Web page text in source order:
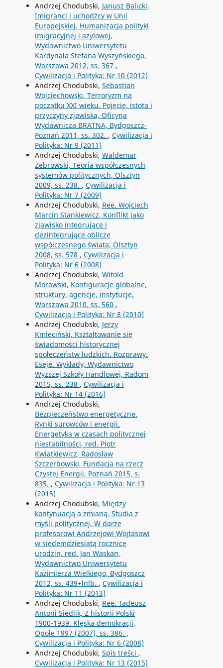
Andrzej Chodubski, Janusz Balicki,
Imigranci i uchodźcy w Unii
Europejskiej. Humanizacja polityki
imigracyjnej i azylowej,
Wydawnictwo Uniwersytetu
Kardynała Stefana Wyszyńskiego,
Warszawa 2012, ss. 367 ,
Cywilizacja i Polityka: Nr 10 (2012)
Andrzej Chodubski, Sebastian
Wojciechowski, Terroryzm na
początku XXI wieku. Pojęcie, istota i
przyczyny zjawiska, Oficyna
Wydawnicza BRATNA, Bydgoszcz-
Poznań 2011, ss. 302. , Cywilizacja i
Polityka: Nr 9 (2011)
Andrzej Chodubski, Waldemar
Żebrowski, Teoria współczesnych
systemów politycznych, Olsztyn
2009, ss. 238. , Cywilizacja i
Polityka: Nr 7 (2009)
Andrzej Chodubski, Ree. Wojciech
Marcin Stankiewicz, Konflikt jako
zjawisko integrujące i
dezintegrujące oblicze
współczesnego świata, Olsztyn
2008, ss. 578 , Cywilizacja i
Polityka: Nr 6 (2008)
Andrzej Chodubski, Witold
Morawski, Konfiguracje globalne,
struktury, agencje, instytucje,
Warszawa 2010, ss. 560 ,
Cywilizacja i Polityka: Nr 8 (2010)
Andrzej Chodubski, Jerzy
Kmieciński, Kształtowanie się
świadomości historycznej
społeczeństw ludzkich. Rozprawy.
Eseje. Wykłady, Wydawnictwo
Wyższej Szkoły Handlowej, Radom
2015, ss. 238 , Cywilizacja i
Polityka: Nr 14 (2016)
Andrzej Chodubski,
Bezpieczeństwo energetyczne.
Rynki surowców i energii.
Energetyka w czasach politycznej
niestabilności, red. Piotr
Kwiatkiewicz, Radosław
Szczerbowski, Fundacja na rzecz
Czystej Energii, Poznań 2015, s.
835. , Cywilizacja i Polityka: Nr 13
(2015)
Andrzej Chodubski, Między
kontynuacją a zmianą. Studia z
myśli politycznej. W darze
profesorowi Andrzejowi Wojtasowi
w siedemdziesiątą rocznicę
urodzin, red. Jan Waskan,
Wydawnictwo Uniwersytetu
Kazimierza Wielkiego, Bydgoszcz
2012, ss. 439+lnlb. , Cywilizacja i
Polityka: Nr 11 (2013)
Andrzej Chodubski, Ree. Tadeusz
Antoni Siedlik, Z historii Polski
1900-1939. Klęska demokracji,
Opole 1997 (2007), ss. 386. ,
Cywilizacja i Polityka: Nr 6 (2008)
Andrzej Chodubski, Spis treści ,
Cywilizacja i Polityka: Nr 13 (2015)